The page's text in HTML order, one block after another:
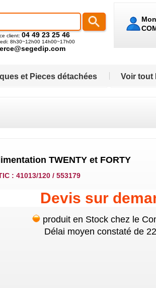
Mon
client: 04 49 23 25 46
8h30~12h00 14h00~17h00
et Pieces détachées Voir tout
TWENTY et FORTY
: 41013/120 / 553179
Devis sur
produit en Stock chez le
Délai moyen constaté de